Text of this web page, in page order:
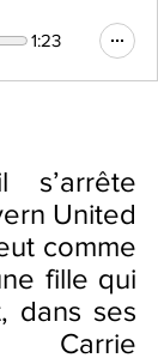
1:23
United
comme
fille qui
dans ses
Carrie